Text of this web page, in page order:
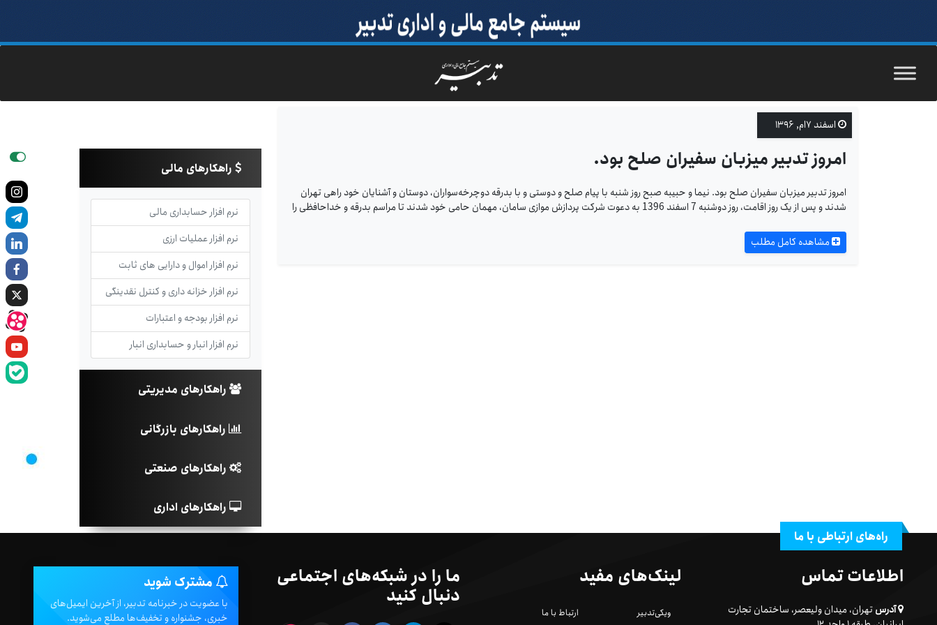
اسفند ۷ام, ۱۳۹۶
امروز تدبیر میزبان سفیران صلح بود.
امروز تدبیر میزبان سفیران صلح بود. نیما و حبیبه صبح روز شنبه با پیام صلح و دوستی و با بدرقه دوچرخه‌سواران، دوستان و آشنایان خود راهی تهران
شدند و پس از یک روز اقامت، روز دوشنبه 7 اسفند 1396 به دعوت شرکت پردازش موازی سامان، مهمان حامی خود شدند تا مراسم بدرقه و خداحافظی را
مشاهده کامل مطلب
راهکارهای مالی
نرم افزار حسابداری مالی
نرم افزار عملیات ارزی
نرم افزار اموال و دارایی های ثابت
نرم افزار خزانه داری و کنترل نقدینگی
نرم افزار بودجه و اعتبارات
نرم افزار انبار و حسابداری انبار
راهکارهای مدیریتی
راهکارهای بازرگانی
راهکارهای صنعتی
راهکارهای اداری
راه‌های ارتباطی با ما
اطلاعات تماس
آدرستهران، میدان ولیعصر، ساختمان تجارت
لینک‌های مفید
ویکی‌تدبیر ارتباط با ما
ما را در شبکه‌های اجتماعی
دنبال کنید مشترک شوید
با عضویت در خبرنامه تدبیر، از آخرین ایمیل‌های
خبری، جشنواره و تخفیف‌ها مطلع می‌شوید.